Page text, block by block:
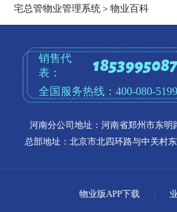
宅总管物业管理系统＞物业百科
销售代
表：
全国服务热线：400-080-5199
河南分公司地址：河南省郑州市东明
总部地址：北京市北四环路与中关村
物业版APP下载